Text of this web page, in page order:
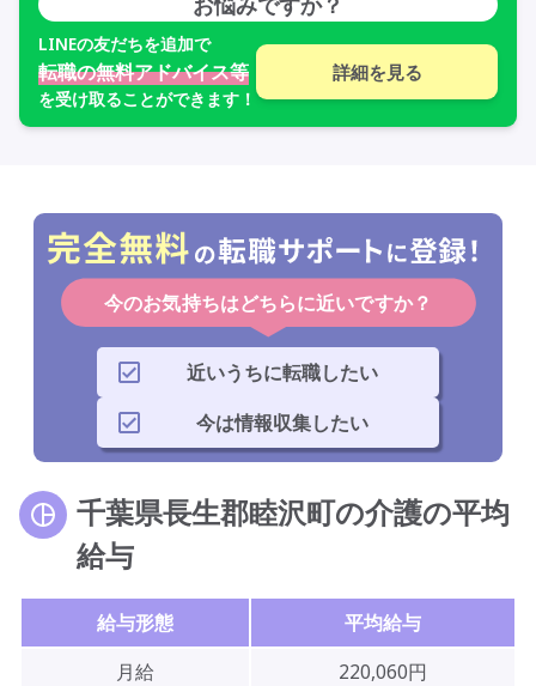
LINEの友だちを追加で
転職の無料アドバイス等
を受け取ることができます！
詳細を見る
今のお気持ちはどちらに近いですか？
近いうちに転職したい
今は情報収集したい
千葉県長生郡睦沢町の介護の平均
給与
給与形態
平均給与
月給
220,060円